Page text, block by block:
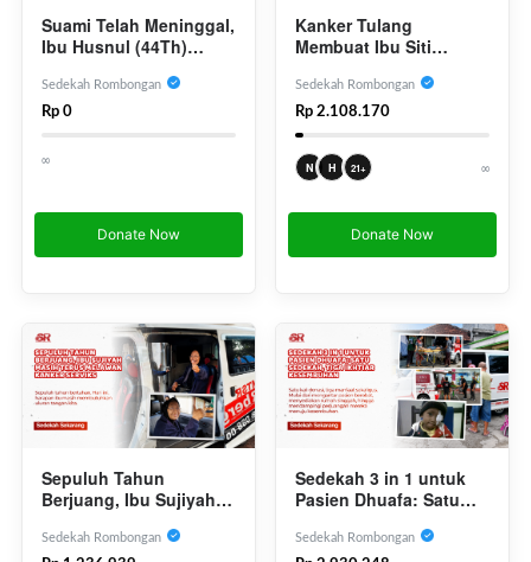
Suami Telah Meninggal,
Ibu Husnul (44Th)
Kanker Serviks
Sendirian
Sedekah Rombongan
Rp 0
∞
Donate Now
Kanker Tulang
Membuat Ibu Siti
Berjalan, Kini
Penyakitnya Menyebar
ke Payudara
Sedekah Rombongan
Rp 2.108.170
N H 21+ ∞
Donate Now
Sepuluh Tahun
Berjuang, Ibu Sujiyah
Kanker Serviks
Sedekah Rombongan
Sedekah 3 in 1 untuk
Pasien Dhuafa: Satu
Kesembuhan
Sedekah Rombongan